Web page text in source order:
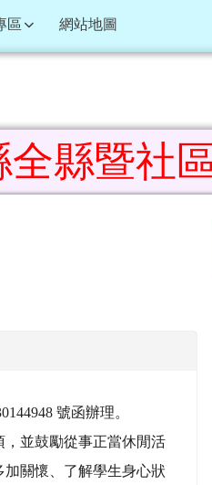
區 網站地圖
暨社區
號函辦理。
關懷、了解學生身心狀
處之事件，請先行以電